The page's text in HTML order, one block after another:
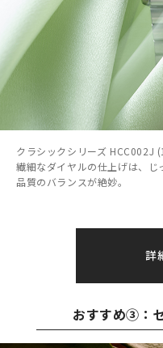
クラシックシリーズ HCC002J
繊細なダイヤルの仕上げは、
品質のバランスが絶妙。
詳
おすすめ③：